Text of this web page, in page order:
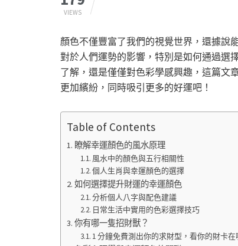
VIEWS
顏色不僅豐富了我們的視覺世界，還據說
對於人們運勢的影響，特別是如何通過選
了解，還是僅僅對色彩學感興趣，這篇文
更加繽紛，同時吸引更多的好運吧！
Table of Contents
瞭解幸運顏色的風水原理
風水中的顏色與五行相關性
個人生肖與幸運顏色的選擇
如何選擇提升財運的幸運顏色
分析個人八字與配色建議
日常生活中實用的色彩選擇技巧
你有哪一隻招財獸？
1 分鐘免費測出你的求財型，看你的財卡在